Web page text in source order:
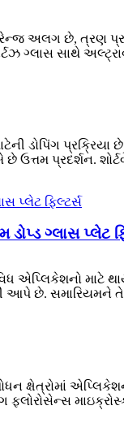
અલગ છે, ત્રણ
ગ્લાસ સાથે
ડોપિંગ પ્રક્રિયા
પ્રદર્શન.
ગ્લાસ પ્લેટ
એપ્લિકેશનો
છે. સમારિયમને
ક્ષેત્રોમાં
ફ્લોરોસેન્સ